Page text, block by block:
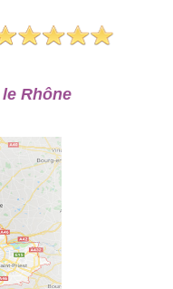
Rhône